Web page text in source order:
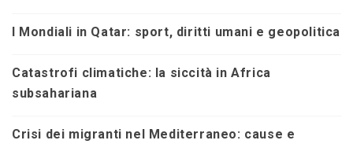
I Mondiali in Qatar: sport, diritti umani e geopolitica
Catastrofi climatiche: la siccità in Africa
subsahariana
Crisi dei migranti nel Mediterraneo: cause e